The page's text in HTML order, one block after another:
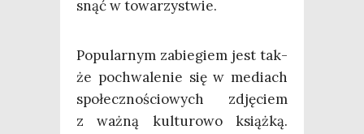
snąć w towarzystwie.
Popu­lar­nym zabie­giem jest tak­
że pochwa­le­nie się w mediach
spo­łecz­no­ścio­wych zdję­ciem
z waż­ną kul­tu­ro­wo książ­ką.